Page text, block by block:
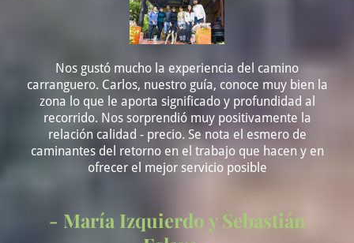
Nos gustó mucho la experiencia del camino
carranguero. Carlos, nuestro guía, conoce muy bien la
zona lo que le aporta significado y profundidad al
recorrido. Nos sorprendió muy positivamente la
relación calidad - precio. Se nota el esmero de
caminantes del retorno en el trabajo que hacen y en
ofrecer el mejor servicio posible
- María Izquierdo y Sebastián